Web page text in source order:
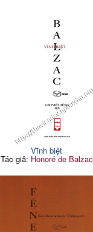
Vĩnh biệt
Tác giả: Honoré de Balzac